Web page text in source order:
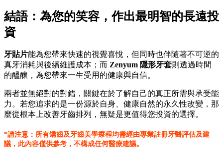
結語：為您的笑容，作出最明智的長遠投
資
牙貼片能為您帶來快速的視覺喜悅，但同時也伴隨著不可逆的
真牙消耗與後續維護成本；而 Zenyum 隱形牙套則透過時間
的醞釀，為您帶來一生受用的健康與自信。
兩者並無絕對的對錯，關鍵在於了解自己的真正所需與承受能
力。若您追求的是一份源於自身、健康自然的永久性改變，那
麼從根本上改善牙齒排列，無疑是更值得您投資的選擇。
*請注意：所有矯齒及牙齒美學療程均需經由專業註冊牙醫評估及建
議，此內容僅供參考，不構成任何醫療建議。